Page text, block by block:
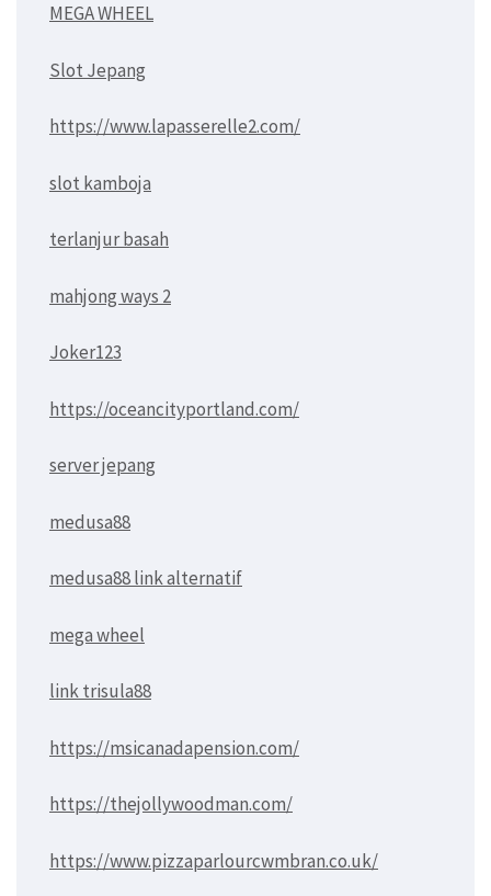
MEGA WHEEL
Slot Jepang
https://www.lapasserelle2.com/
slot kamboja
terlanjur basah
mahjong ways 2
Joker123
https://oceancityportland.com/
server jepang
medusa88
medusa88 link alternatif
mega wheel
link trisula88
https://msicanadapension.com/
https://thejollywoodman.com/
https://www.pizzaparlourcwmbran.co.uk/